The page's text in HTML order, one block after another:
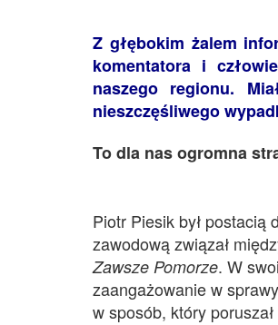
Z głębokim żalem
komentatora i
naszego regionu.
nieszczęśliwego
To dla nas ogromna
Piotr Piesik był postacią
zawodową związał
Zawsze Pomorze. W
zaangażowanie w
w sposób, który